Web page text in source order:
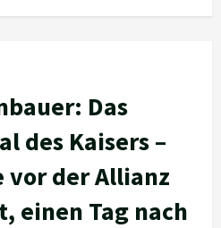
Das
des Kaisers –
vor der Allianz
einen Tag nach